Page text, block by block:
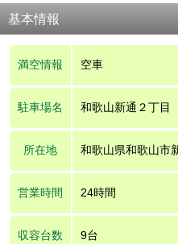
基本情報
満空情報 空車
駐車場名 和歌山新通２丁目
所在地 和歌山県和歌山市
営業時間 24時間
収容台数 9台